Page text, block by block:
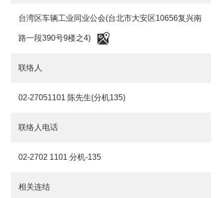
台湾区车辆工业同业公会(台北市大安区10656复兴南
路一段390号9楼之4)
联络人
02-27051101 陈先生(分机135)
联络人电话
02-2702 1101 分机-135
相关连结